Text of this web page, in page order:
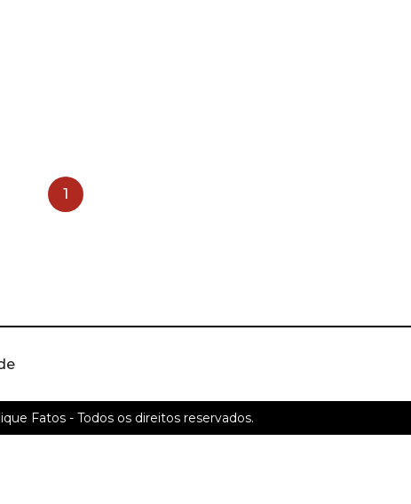
1
Fatos - Todos os direitos reservados.